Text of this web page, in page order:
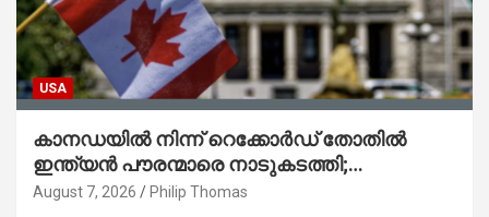
USA
കാനഡയിൽ നിന്ന് റെക്കോർഡ് തോതിൽ
ഇന്ത്യൻ പൗരന്മാരെ നാടുകടത്തി;
ആറുമാസത്തിനിടെ 3,323 പേർ
August 7, 2026 Philip Thomas